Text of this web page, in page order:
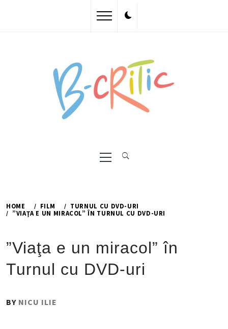
Primary
Menu
HOME FILM
TURNUL CU DVD-URI
”VIAŢA E UN MIRACOL” ÎN TURNUL CU DVD-URI
”Viaţa e un miracol” în
Turnul cu DVD-uri
PUBLISHED
BY NICU ILIE